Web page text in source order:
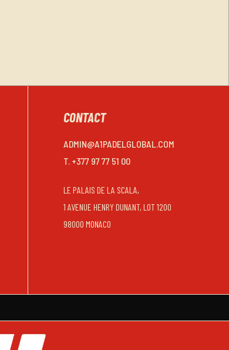
CONTACT
ADMIN@A1PADELGLOBAL.COM
T. +377 97 77 51 00
LE PALAIS DE LA SCALA,
1 AVENUE HENRY DUNANT, LOT 1200
98000 MONACO